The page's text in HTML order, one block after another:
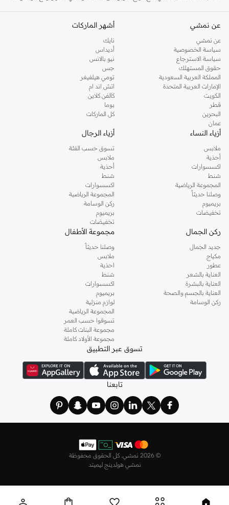
كنت تقومين بتجديد خزانة ملابسك الملائمة للعمل، البحث عن فستان مثالي للحفلات او
اليه.
تسوقي دوروثي بيركنز اون لاين مسقط
تسوقي دوروثي بيركنز اون لاين من نمشي واستمتعي باكثر من الف ستايل من مجموعة
دوروثي بيركنز الشهيرة. تصفحي المجموعة كاملة في متجر دوروثي بيركنز اون لاين او
استخدمي القائمة لتحديد تجربة تسوق دوروثي بيركنز اون لاين. خدمة التوصيل السريعة
والدعم الاستثنائي يضمن لك تجربة تسوق ممتعة دائما مع نمشي.
عن نمشي
عن نمشي
سياسة الخصوصية
سياسة الاسترجاع
حقوق المستهلك
المملكة العربية السعودية
الإمارات العربية المتحدة
الكويت
قطر
البحرين
عمان
أشهر الماركات
نايك
أديداس
نيو بالانس
جس
تومي هيلفيغر
اتش اند ام
كالفن كلاين
بوما
كل الماركات
أزياء النساء
ملابس
أحذية
اكسسوارات
شنط
المجموعة الرياضية
وصلنا حديثاً
بريميوم
تخفيضات
أزياء الرجال
تسوق حسب الفئة
ملابس
أحذية
شنط
اكسسوارات
المجموعة الرياضية
ركن الوسامة
بريميوم
تخفيضات
ركن الجمال
جديد الجمال
مكياج
عطور
العناية بالشعر
العناية بالبشرة
العناية بالجسم والصحة
ركن الوسامة
مجموعة الأطفال
وصلنا حديثاً
ملابس
احذية
شنط
اكسسوارات
بريميوم
لوازم منزلية
المجموعة الرياضية
تسوقوا حسب العمر
مجموعة البنات كاملة
مجموعة الأولاد كاملة
تسوق عبر التطبيق
تابعنا
© 2026 نمشي. كل الحقوق محفوظة
نمشي هولدينج ليميتد